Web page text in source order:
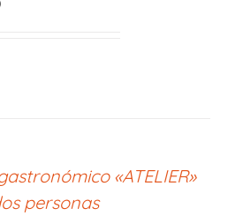
«ATELIER»
personas